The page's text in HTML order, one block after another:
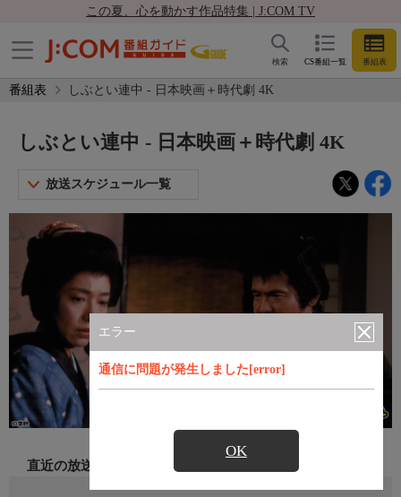
この夏、心を動かす作品特集 | J:COM TV
CS番組一覧 番組表
検索
番組表 しぶとい連中 - 日本映画＋時代劇 4K
エラー
通信に問題が発生しました[error]
OK
しぶとい連中 - 日本映画＋時代劇 4K
放送スケジュール一覧
直近の放送